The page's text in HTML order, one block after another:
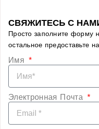
СВЯЖИТЕСЬ С
Просто заполните форму
остальное предоставьте
Имя
Электронная Почта